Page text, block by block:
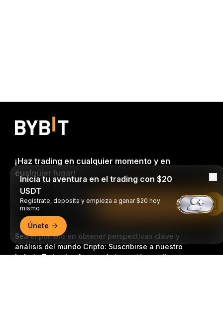
Sea el primero en obtener perspectivas clave y
análisis del mundo Cripto: Suscribirse a nuestro
boletín.Todas las formas de inversión conllevan
¡Haz trading en cualquier momento y en
cualquier lugar!
Download Bybit App
Inicia tu aventura en el trading con $20
USDT
Regístrate, deposita y empieza a ganar $20 hoy
mismo
Únete
Leer en la aplicación de Bybit